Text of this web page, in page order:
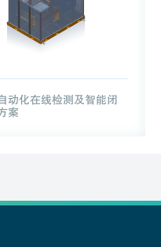
动化在线检测及智能闭
案